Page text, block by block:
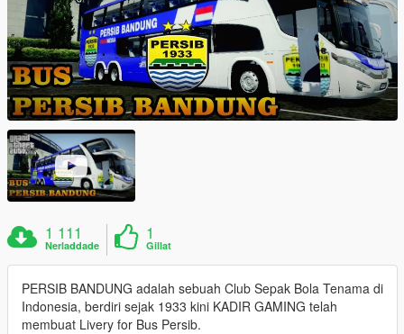
1 111
Nerladdade
1
Gillat
PERSIB BANDUNG adalah sebuah Club Sepak Bola Tenama di
Indonesia, berdiri sejak 1933 kini KADIR GAMING telah
membuat Livery for Bus Persib.